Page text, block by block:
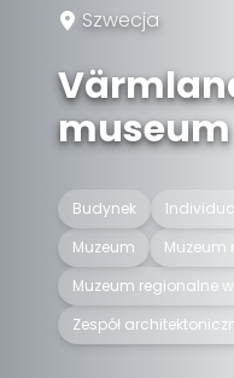
Szwecja
museum
Budynek
Muzeum
Muzeum
Muzeum regionalne w
Zespół